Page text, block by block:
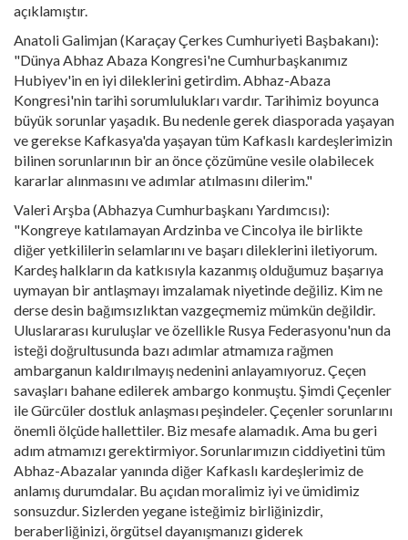
açıklamıştır.
Anatoli Galimjan (Karaçay Çerkes Cumhuriyeti Başbakanı):
"Dünya Abhaz Abaza Kongresi'ne Cumhurbaşkanımız
Hubiyev'in en iyi dileklerini getirdim. Abhaz-Abaza
Kongresi'nin tarihi sorumlulukları vardır. Tarihimiz boyunca
büyük sorunlar yaşadık. Bu nedenle gerek diasporada yaşayan
ve gerekse Kafkasya'da yaşayan tüm Kafkaslı kardeşlerimizin
bilinen sorunlarının bir an önce çözümüne vesile olabilecek
kararlar alınmasını ve adımlar atılmasını dilerim."
Valeri Arşba (Abhazya Cumhurbaşkanı Yardımcısı):
"Kongreye katılamayan Ardzinba ve Cincolya ile birlikte
diğer yetkililerin selamlarını ve başarı dileklerini iletiyorum.
Kardeş halkların da katkısıyla kazanmış olduğumuz başarıya
uymayan bir antlaşmayı imzalamak niyetinde değiliz. Kim ne
derse desin bağımsızlıktan vazgeçmemiz mümkün değildir.
Uluslararası kuruluşlar ve özellikle Rusya Federasyonu'nun da
isteği doğrultusunda bazı adımlar atmamıza rağmen
ambarganun kaldırılmayış nedenini anlayamıyoruz. Çeçen
savaşları bahane edilerek ambargo konmuştu. Şimdi Çeçenler
ile Gürcüler dostluk anlaşması peşindeler. Çeçenler sorunlarını
önemli ölçüde hallettiler. Biz mesafe alamadık. Ama bu geri
adım atmamızı gerektirmiyor. Sorunlarımızın ciddiyetini tüm
Abhaz-Abazalar yanında diğer Kafkaslı kardeşlerimiz de
anlamış durumdalar. Bu açıdan moralimiz iyi ve ümidimiz
sonsuzdur. Sizlerden yegane isteğimiz birliğinizdir,
beraberliğinizi, örgütsel dayanışmanızı giderek